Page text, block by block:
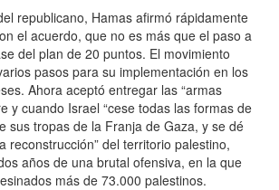
republicano, Hamas afirmó rápidamente
el acuerdo, que no es más que el paso a
del plan de 20 puntos. El movimiento
pasos para su implementación en los
Ahora aceptó entregar las “armas
y cuando Israel “cese todas las formas de
sus tropas de la Franja de Gaza, y se dé
reconstrucción” del territorio palestino,
años de una brutal ofensiva, en la que
más de 73.000 palestinos.